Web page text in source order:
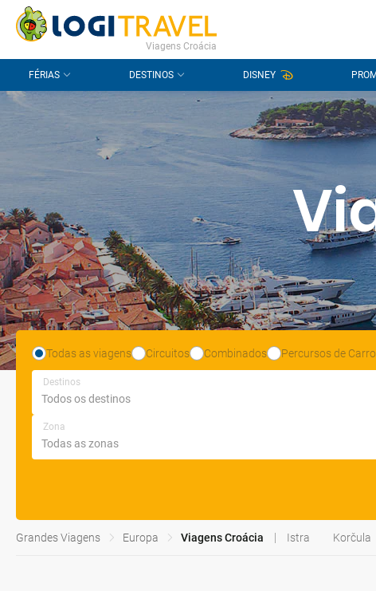
CONTACTO PERGUNTAS FREQUENTES
Viagens Croácia
FÉRIAS DESTINOS DISNEY
Todas as viagens Circuitos Combinados Percursos de Carro
Destinos
Zona
Grandes Viagens Europa Viagens Croácia Istra Korčula